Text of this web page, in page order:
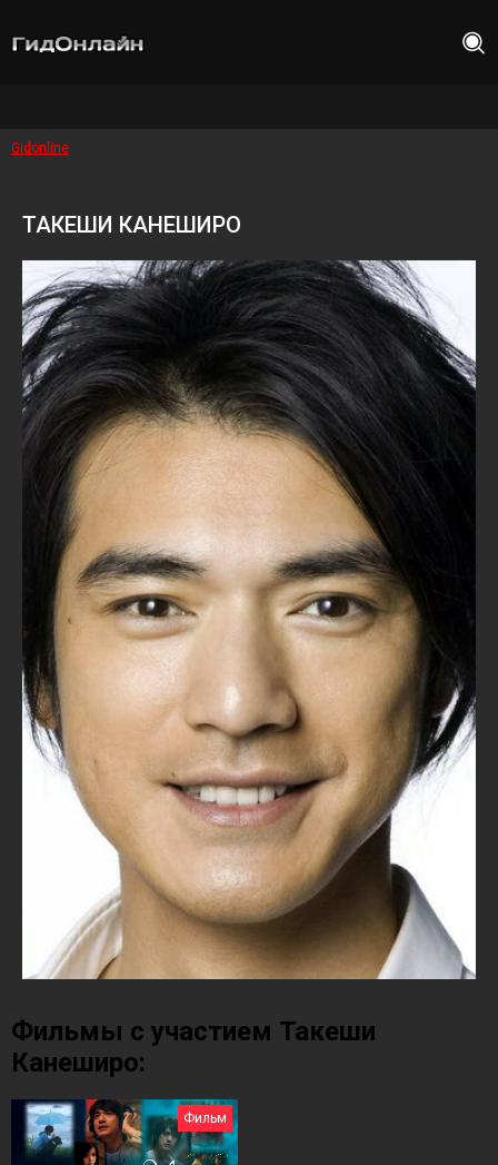
Gidonline
ТАКЕШИ КАНЕШИРО
Фильмы с участием Такеши
Канеширо:
Фильм